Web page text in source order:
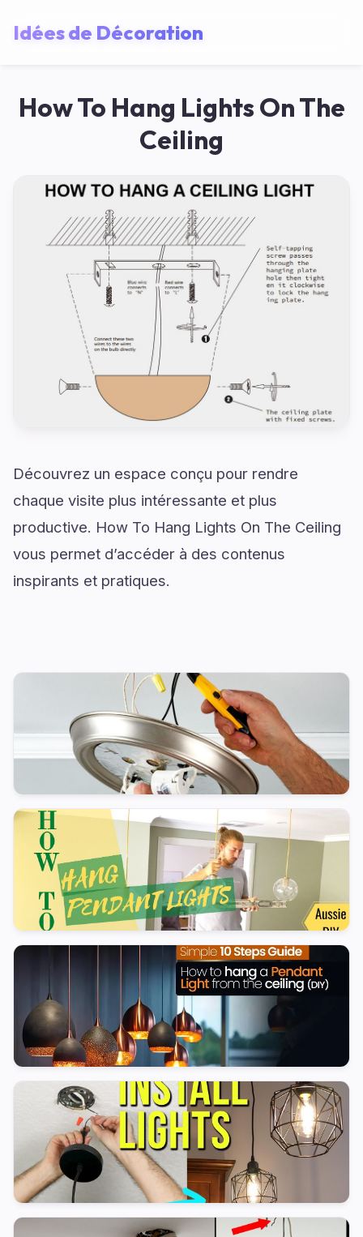
Idées de Décoration
How To Hang Lights On The
Ceiling
Découvrez un espace conçu pour rendre
chaque visite plus intéressante et plus
productive. How To Hang Lights On The Ceiling
vous permet d’accéder à des contenus
inspirants et pratiques.